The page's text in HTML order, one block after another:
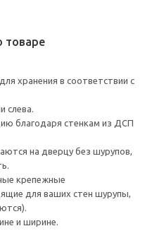
товаре
хранения в соответствии с
слева.
благодаря стенкам из ДСП
на дверцу без шурупов,
крепежные
для ваших стен шурупы,
и ширине.